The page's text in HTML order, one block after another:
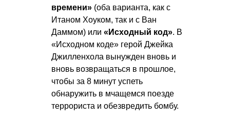
времени» (оба варианта, как с
Итаном Хоуком, так и с Ван
Даммом) или «Исходный код». В
«Исходном коде» герой Джейка
Джилленхола вынужден вновь и
вновь возвращаться в прошлое,
чтобы за 8 минут успеть
обнаружить в мчащемся поезде
террориста и обезвредить бомбу.